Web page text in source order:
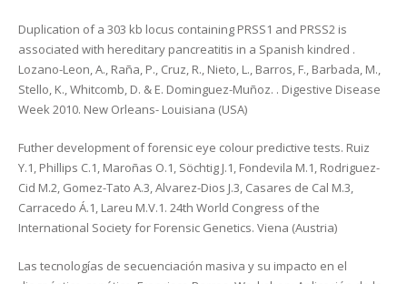
Duplication of a 303 kb locus containing PRSS1 and PRSS2 is
associated with hereditary pancreatitis in a Spanish kindred .
Lozano-Leon, A., Raña, P., Cruz, R., Nieto, L., Barros, F., Barbada, M.,
Stello, K., Whitcomb, D. & E. Dominguez-Muñoz. . Digestive Disease
Week 2010. New Orleans- Louisiana (USA)
Futher development of forensic eye colour predictive tests. Ruiz
Y.1, Phillips C.1, Maroñas O.1, Söchtig J.1, Fondevila M.1, Rodriguez-
Cid M.2, Gomez-Tato A.3, Alvarez-Dios J.3, Casares de Cal M.3,
Carracedo Á.1, Lareu M.V.1. 24th World Congress of the
International Society for Forensic Genetics. Viena (Austria)
Las tecnologías de secuenciación masiva y su impacto en el